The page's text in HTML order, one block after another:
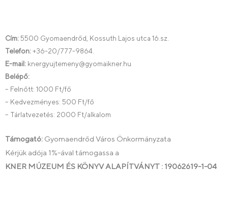
Cím:5500 Gyomaendrőd, Kossuth Lajos utca 16.sz.
Telefon:+36-20/777-9864.
E-mail: knergyujtemeny@gyomaikner.hu
Belépő:
– Felnőtt: 1000 Ft/fő
– Kedvezményes: 500 Ft/fő
– Tárlatvezetés: 2000 Ft/alkalom
Támogató: Gyomaendrőd Város Önkormányzata
Kérjük adója 1%-ával támogassa a
KNER MÚZEUM ÉS KÖNYV ALAPÍTVÁNYT : 19062619-1-04